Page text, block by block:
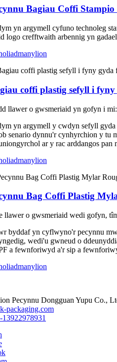
Bagiau Coffi
yn argymell cyfuno technoleg
logo crefftwaith arbennig yn
manylion
coffi plastig sefyll i
llawer o gwsmeriaid yn gofyn i
yn argymell y cwdyn sefyll
senario dynnu'r cynhyrchion y tu
ar y rac arddangos
manylion
Bag Coffi Plastig
llawer o gwsmeriaid wedi gofyn,
byddaf yn cyflwyno'r pecynnu
wedi'u gwneud o
a fewnforiwyd a'r sip a
manylion
Pecynnu Dongguan Yupu Co.,
packaging.com